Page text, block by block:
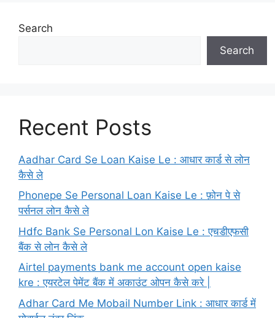
Search
Search
Recent Posts
Aadhar Card Se Loan Kaise Le : आधार कार्ड से लोन
कैसे ले
Phonepe Se Personal Loan Kaise Le : फ़ोन पे से
पर्सनल लोन कैसे ले
Hdfc Bank Se Personal Lon Kaise Le : एचडीएफसी
बैंक से लोन कैसे ले
Airtel payments bank me account open kaise
kre : एयरटेल पेमेंट बैंक में अकाउंट ओपन कैसे करे |
Adhar Card Me Mobail Number Link : आधार कार्ड में